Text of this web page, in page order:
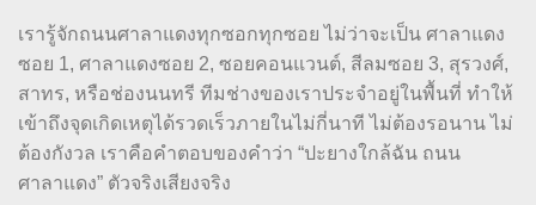
เรารู้จักถนนศาลาแดงทุกซอกทุกซอย ไม่ว่าจะเป็น ศาลาแดง
ซอย 1, ศาลาแดงซอย 2, ซอยคอนแวนต์, สีลมซอย 3, สุรวงศ์,
สาทร, หรือช่องนนทรี ทีมช่างของเราประจำอยู่ในพื้นที่ ทำให้
เข้าถึงจุดเกิดเหตุได้รวดเร็วภายในไม่กี่นาที ไม่ต้องรอนาน ไม่
ต้องกังวล เราคือคำตอบของคำว่า “ปะยางใกล้ฉัน ถนน
ศาลาแดง” ตัวจริงเสียงจริง